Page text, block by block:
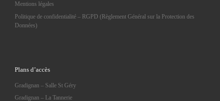
Mentions légales
Politique de confidentialité – RGPD (Règlement Général sur la Protection des
Données)
Plans d’accès
Gradignan – Salle St Géry
Gradignan – La Tannerie